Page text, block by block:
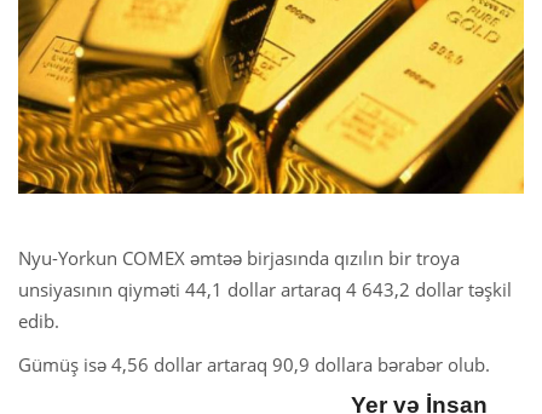
Nyu-Yorkun COMEX əmtəə birjasında qızılın bir troya
unsiyasının qiyməti 44,1 dollar artaraq 4 643,2 dollar təşkil
edib.
Gümüş isə 4,56 dollar artaraq 90,9 dollara bərabər olub.
Yer və İnsan